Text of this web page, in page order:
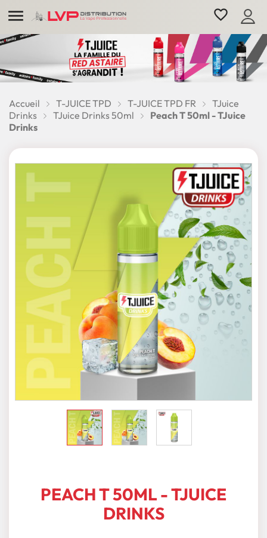
 favorite_border
Accueil T-JUICE TPD T-JUICE TPD FR
TJuice
Drinks
TJuice Drinks 50ml
Peach T 50ml - TJuice
Drinks
PEACH T 50ML - TJUICE
DRINKS